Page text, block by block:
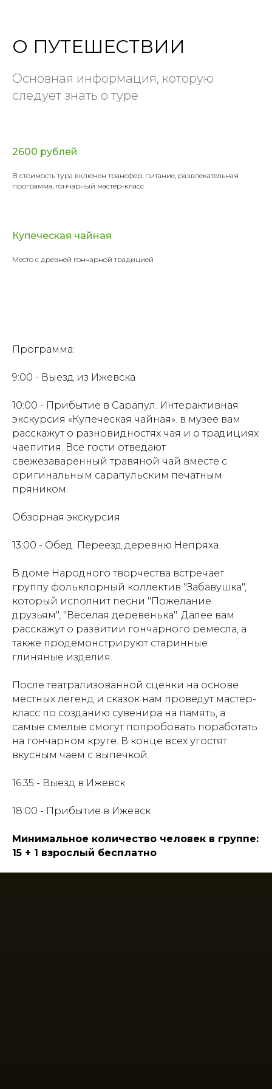
О ПУТЕШЕСТВИИ
Основная информация, которую
следует знать о туре
2600 рублей
В стоимость тура включен трансфер, питание, развлекательная
программа, гончарный мастер-класс
Купеческая чайная
Место с древней гончарной традицией
Программа:
9:00 - Выезд из Ижевска
10:00 - Прибытие в Сарапул. Интерактивная
экскурсия «Купеческая чайная». в музее вам
расскажут о разновидностях чая и о традициях
чаепития. Все гости отведают
свежезаваренный травяной чай вместе с
оригинальным сарапульским печатным
пряником.
Обзорная экскурсия.
13:00 - Обед. Переезд деревню Непряха.
В доме Народного творчества встречает
группу фольклорный коллектив "Забавушка",
который исполнит песни "Пожелание
друзьям", "Веселая деревенька". Далее вам
расскажут о развитии гончарного ремесла, а
также продемонстрируют старинные
глиняные изделия.
После театрализованной сценки на основе
местных легенд и сказок нам проведут мастер-
класс по созданию сувенира на память, а
самые смелые смогут попробовать поработать
на гончарном круге. В конце всех угостят
вкусным чаем с выпечкой.
16:35 - Выезд в Ижевск
18:00 - Прибытие в Ижевск
Минимальное количество человек в группе:
15 + 1 взрослый бесплатно